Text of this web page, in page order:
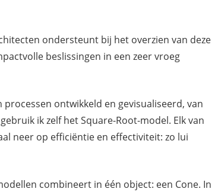
ondersteunt bij het overzien van deze
beslissingen in een zeer vroeg
ontwikkeld en gevisualiseerd, van
ik zelf het Square-Root-model. Elk van
neer op efficiëntie en effectiviteit: zo lui
combineert in één object: een Cone. In